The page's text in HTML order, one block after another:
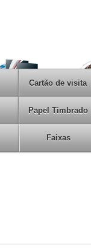
Cartão de visita
Papel Timbrado
Faixas